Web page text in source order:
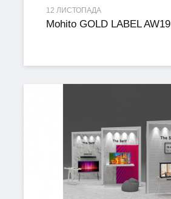
12 ЛИСТОПАДА
Mohito GOLD LABEL AW19